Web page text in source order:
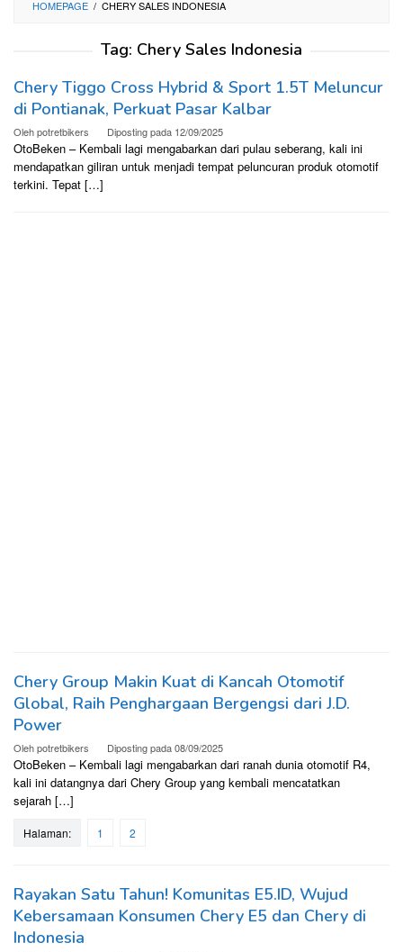
HOMEPAGE / CHERY SALES INDONESIA
Tag: Chery Sales Indonesia
Chery Tiggo Cross Hybrid & Sport 1.5T Meluncur
di Pontianak, Perkuat Pasar Kalbar
Olehpotretbikers Diposting pada 12/09/2025
OtoBeken – Kembali lagi mengabarkan dari pulau seberang, kali ini
mendapatkan giliran untuk menjadi tempat peluncuran produk otomotif
terkini. Tepat […]
Chery Group Makin Kuat di Kancah Otomotif
Global, Raih Penghargaan Bergengsi dari J.D.
Power
Olehpotretbikers Diposting pada08/09/2025
OtoBeken – Kembali lagi mengabarkan dari ranah dunia otomotif R4,
kali ini datangnya dari Chery Group yang kembali mencatatkan
sejarah […]
Halaman: 1 2
Rayakan Satu Tahun! Komunitas E5.ID, Wujud
Kebersamaan Konsumen Chery E5 dan Chery di
Indonesia